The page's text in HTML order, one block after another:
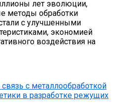
лет эволюции,
методы обработки
с улучшенными
экономией
воздействия на
с металлообработкой
в разработке режущих